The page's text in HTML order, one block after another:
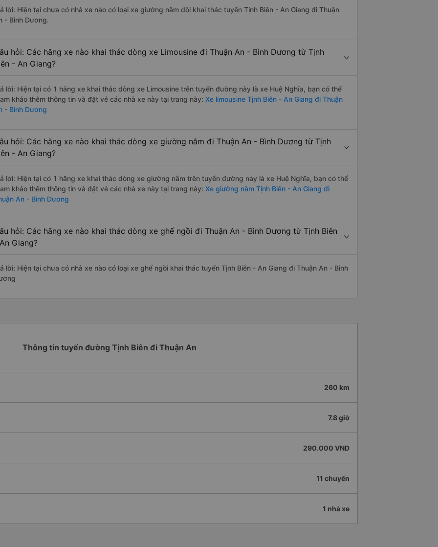
lời: Hiện tại chưa có nhà xe nào có loại xe giường nằm đôi khai thác tuyến Tịnh Biên - An Giang đi Thuận
- Bình Dương.
hỏi: Các hãng xe nào khai thác dòng xe Limousine đi Thuận An - Bình Dương từ Tịnh
- An Giang?
lời: Hiện tại có 1 hãng xe khai thác dòng xe Limousine trên tuyến đường này là xe Huệ Nghĩa, bạn có thể
khảo thêm thông tin và đặt vé các nhà xe này tại trang này: Xe limousine Tịnh Biên - An Giang đi Thuận
- Bình Dương
hỏi: Các hãng xe nào khai thác dòng xe giường nằm đi Thuận An - Bình Dương từ Tịnh
- An Giang?
lời: Hiện tại có 1 hãng xe khai thác dòng xe giường nằm trên tuyến đường này là xe Huệ Nghĩa, bạn có thể
khảo thêm thông tin và đặt vé các nhà xe này tại trang này: Xe giường nằm Tịnh Biên - An Giang đi
An - Bình Dương
hỏi: Các hãng xe nào khai thác dòng xe ghế ngồi đi Thuận An - Bình Dương từ Tịnh Biên
Giang?
lời: Hiện tại chưa có nhà xe nào có loại xe ghế ngồi khai thác tuyến Tịnh Biên - An Giang đi Thuận An - Bình
Thông tin tuyến đường Tịnh Biên đi Thuận An
260 km
7.8 giờ
290.000 VNĐ
11 chuyến
1 nhà xe